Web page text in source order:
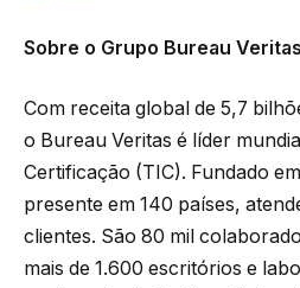
Sobre o Grupo Bureau Veritas
Com receita global de 5,7
o Bureau Veritas é líder
Certificação (TIC). Fundado
presente em 140 países,
clientes. São 80 mil
mais de 1.600 escritórios e